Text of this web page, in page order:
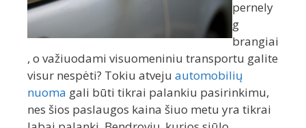
pernely
g
brangiai
, o važiuodami visuomeniniu transportu galite
visur nespėti? Tokiu atveju automobilių
nuoma gali būti tikrai palankiu pasirinkimu,
nes šios paslaugos kaina šiuo metu yra tikrai